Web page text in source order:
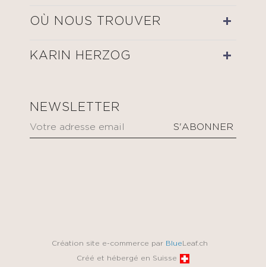
OÙ NOUS TROUVER
KARIN HERZOG
NEWSLETTER
Création site e-commerce par Blue Leaf.ch
Créé et hébergé en Suisse